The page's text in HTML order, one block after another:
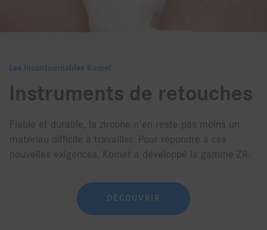
Les Incontournables Komet
Instruments de retouches
Fiable et durable, la zircone n'en reste pas moins un
matériau difficile à travailler. Pour répondre à ces
nouvelles exigences, Komet a développé la gamme ZR.
DÉCOUVRIR